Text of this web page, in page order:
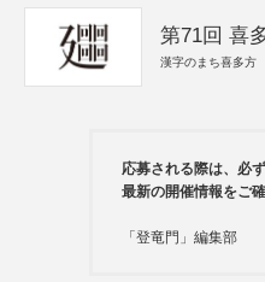
第71回 喜
漢字のまち喜多方
応募される際は、必
最新の開催情報をご
「登竜門」編集部